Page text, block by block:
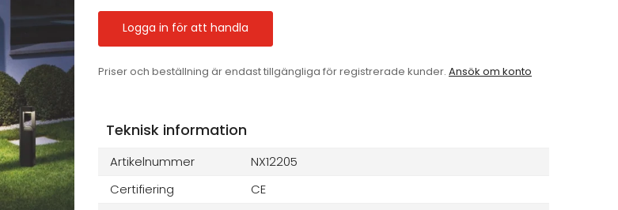
Logga in för att handla
Priser och beställning är endast tillgängliga för registrerade kunder. Ansök om konto
Teknisk information
Artikelnummer
NX12205
Certifiering
CE